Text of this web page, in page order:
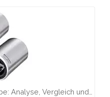
Analyse, Vergleich und…